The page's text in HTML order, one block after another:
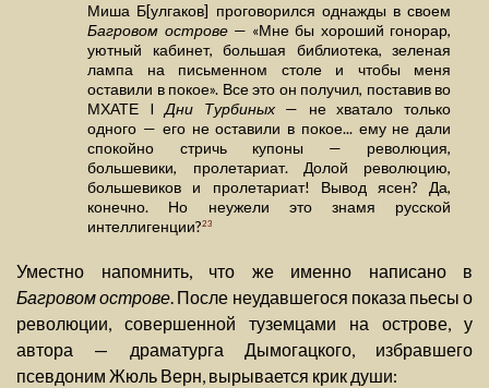
Миша Б[улгаков] проговорился однажды в своем
Багровом острове— «Мне бы хороший гонорар,
уютный кабинет, большая библиотека, зеленая
лампа на письменном столе и чтобы меня
оставили в покое». Все это он получил, поставив во
МХАТЕ IДни Турбиных— не хватало только
одного — его не оставили в покое... ему не дали
спокойно стричь купоны — революция,
большевики, пролетариат. Долой революцию,
большевиков и пролетариат! Вывод ясен? Да,
конечно. Но неужели это знамя русской
интеллигенции?23
Уместно напомнить, что же именно написано в
Багровом острове. После неудавшегося показа пьесы о
революции, совершенной туземцами на острове, у
автора — драматурга Дымогацкого, избравшего
псевдоним Жюль Верн, вырывается крик души: